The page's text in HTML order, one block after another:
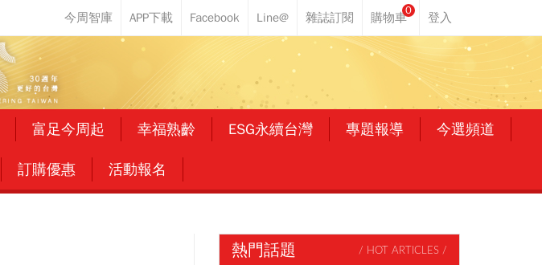
0
富足今周起 幸福熟齡 ESG永續台灣 專題報導 今選頻道
訂購優惠 活動報名
熱門話題 / HOT ARTICLES /